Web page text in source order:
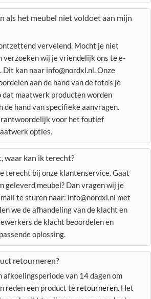
als het meubel niet voldoet aan mijn
vervelend. Mocht je niet
verzoeken wij je vriendelijk ons te e-
Dit kan naar info@nordxl.nl. Onze
aan de hand van de foto’s je
dat maatwerk producten worden
de hand van specifieke aanvragen.
voor het foutief
opties.
waar kan ik terecht?
terecht bij onze klantenservice. Gaat
geleverd meubel? Dan vragen wij je
te sturen naar: info@nordxl.nl met
we de afhandeling van de klacht en
de klacht beoordelen en
oplossing.
retourneren?
afkoelingsperiode van 14 dagen om
reden een product te retourneren. Het